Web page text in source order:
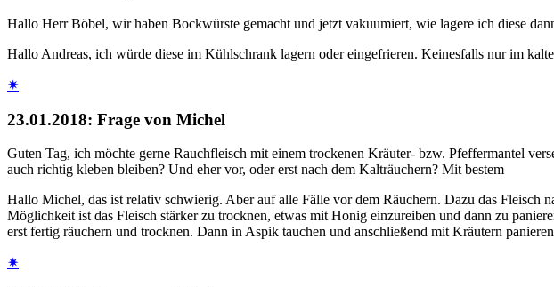
Hallo Herr Böbel, wir haben Bockwürste gemacht und jetzt vakuumiert, wie lagere ich diese
Hallo Andreas, ich würde diese im Kühlschrank lagern oder eingefrieren. Keinesfalls nur im
✷
23.01.2018: Frage von Michel
Guten Tag, ich möchte gerne Rauchfleisch mit einem trockenen Kräuter- bzw. Pfeffermantel
auch richtig kleben bleiben? Und eher vor, oder erst nach dem Kalträuchern? Mit bestem
Hallo Michel, das ist relativ schwierig. Aber auf alle Fälle vor dem Räuchern. Dazu das Fleisch
Möglichkeit ist das Fleisch stärker zu trocknen, etwas mit Honig einzureiben und dann zu
erst fertig räuchern und trocknen. Dann in Aspik tauchen und anschließend mit Kräutern
✷